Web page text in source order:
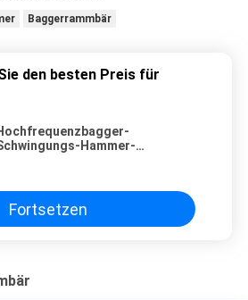
Baggerrammbär
den besten Preis für
Hammer-
Fortsetzen